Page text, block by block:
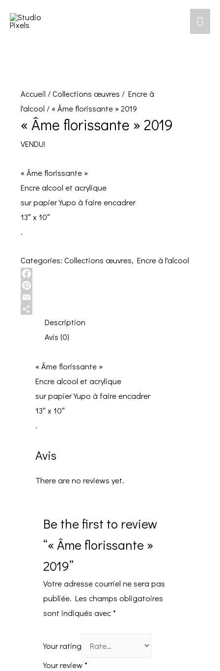
Accueil /Collections œuvres / Encre à
l'alcool / « Âme florissante » 2019
« Âme florissante » 2019
VENDU!
« Âme florissante »
Encre alcool et acrylique
sur papier Yupo à faire encadrer
13″ x 10″
.
Categories: Collections œuvres, Encre à l'alcool
Facebook
Pinterest
Email
Description
Avis (0)
« Âme florissante »
Encre alcool et acrylique
sur papier Yupo à faire encadrer
13″ x 10″
.
Avis
There are no reviews yet.
Be the first to review
“« Âme florissante »
2019”
Votre adresse courriel ne sera pas
publiée. Les champs obligatoires
sont indiqués avec*
Your rating
Your review*